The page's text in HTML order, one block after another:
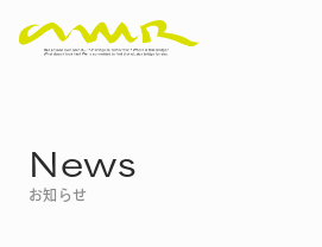
News
お知らせ